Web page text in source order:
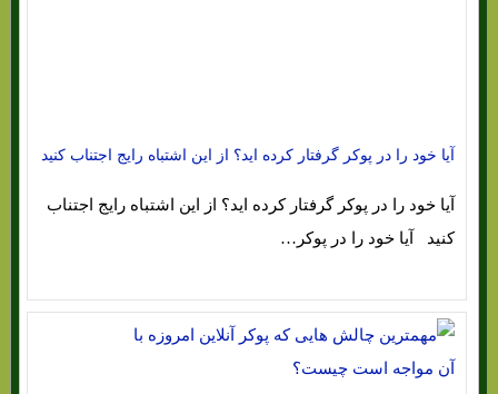
آیا خود را در پوکر گرفتار کرده اید؟ از این اشتباه رایج اجتناب کنید
آیا خود را در پوکر گرفتار کرده اید؟ از این اشتباه رایج اجتناب
کنید آیا خود را در پوکر…